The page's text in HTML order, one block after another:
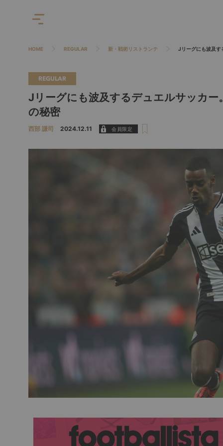
HOME REGULAR 新・戦術リストランテ Jリーグにも波及す
REGULAR
Jリーグにも波及するデュエルサッカ
の秘密
西部 謙司 2024.12.11